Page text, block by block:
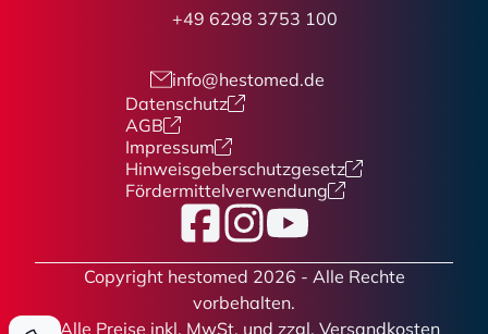
+49 6298 3753 100
info@hestomed.de
Datenschutz
AGB
Impressum
Hinweisgeberschutzgesetz
Fördermittelverwendung
FacebookInstagram
YouTube
Copyright hestomed 2026 - Alle Rechte
vorbehalten.
* Alle Preise inkl. MwSt. und zzgl. Versandkosten